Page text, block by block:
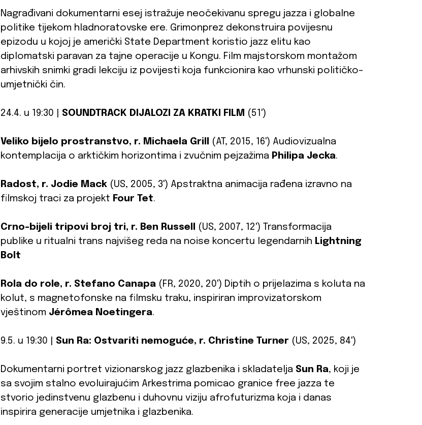
Nagrađivani dokumentarni esej istražuje neočekivanu spregu jazza i globalne
politike tijekom hladnoratovske ere. Grimonprez dekonstruira povijesnu
epizodu u kojoj je američki State Department koristio jazz elitu kao
diplomatski paravan za tajne operacije u Kongu. Film majstorskom montažom
arhivskih snimki gradi lekciju iz povijesti koja funkcionira kao vrhunski političko-
umjetnički čin.
24.4. u 19:30 | SOUNDTRACK DIJALOZI ZA KRATKI FILM (51')
Veliko bijelo prostranstvo, r. Michaela Grill
(AT, 2015, 16') Audiovizualna
kontemplacija o arktičkim horizontima i zvučnim pejzažima Philipa Jecka.
Radost, r. Jodie Mack (US, 2005, 3') Apstraktna animacija rađena izravno na
filmskoj traci za projekt Four Tet.
Crno-bijeli tripovi broj tri, r. Ben Russell
(US, 2007, 12') Transformacija
publike u ritualni trans najvišeg reda na noise koncertu legendarnih Lightning
Bolt
Rola do role, r. Stefano Canapa (FR, 2020, 20') Diptih o prijelazima s koluta na
kolut, s magnetofonske na filmsku traku, inspiriran improvizatorskom
vještinom Jérômea Noetingera.
9.5. u 19:30 | Sun Ra: Ostvariti nemoguće, r. Christine Turner (US, 2025, 84')
Dokumentarni portret vizionarskog jazz glazbenika i skladatelja Sun Ra, koji je
sa svojim stalno evoluirajućim Arkestrima pomicao granice free jazza te
stvorio jedinstvenu glazbenu i duhovnu viziju afrofuturizma koja i danas
inspirira generacije umjetnika i glazbenika.